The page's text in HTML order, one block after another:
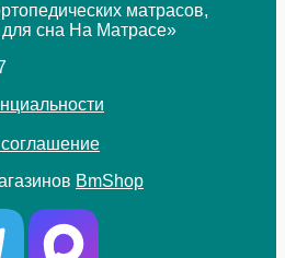
матрасов,
для сна На Матрасе»
соглашение
BmShop